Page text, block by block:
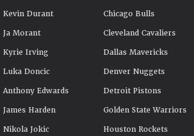
Kevin Durant
Ja Morant
Kyrie Irving
Luka Doncic
Anthony Edwards
James Harden
Nikola Jokic
Chicago Bulls
Cleveland Cavaliers
Dallas Mavericks
Denver Nuggets
Detroit Pistons
Golden State Warriors
Houston Rockets